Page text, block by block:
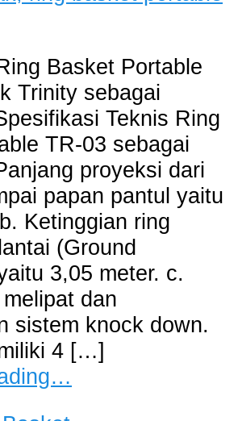
Basket Portable
Trinity sebagai
Teknis Ring
TR-03 sebagai
proyeksi dari
papan pantul yaitu
Ketinggian ring
(Ground
3,05 meter. c.
dan
sistem knock down.
4 […]